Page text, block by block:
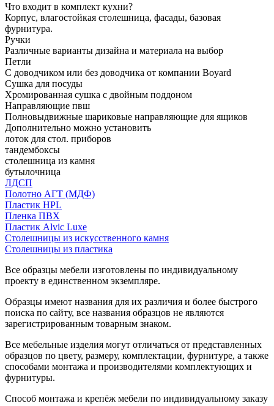
Что входит в комплект кухни?
Корпус, влагостойкая столешница, фасады, базовая
фурнитура.
Ручки
Различные варианты дизайна и материала на выбор
Петли
С доводчиком или без доводчика от компании Boyard
Сушка для посуды
Хромированная сушка с двойным поддоном
Направляющие пвш
Полновыдвижные шариковые направляющие для ящиков
Дополнительно можно установить
лоток для стол. приборов
тандембоксы
столешница из камня
бутылочница
ЛДСП
Полотно АГТ (МДФ)
Пластик HPL
Пленка ПВХ
Пластик Alvic Luxe
Столешницы из искусственного камня
Столешницы из пластика
Все образцы мебели изготовлены по индивидуальному
проекту в единственном экземпляре.
Образцы имеют названия для их различия и более быстрого
поиска по сайту, все названия образцов не являются
зарегистрированным товарным знаком.
Все мебельные изделия могут отличаться от представленных
образцов по цвету, размеру, комплектации, фурнитуре, а также
способами монтажа и производителями комплектующих и
фурнитуры.
Способ монтажа и крепёж мебели по индивидуальному заказу